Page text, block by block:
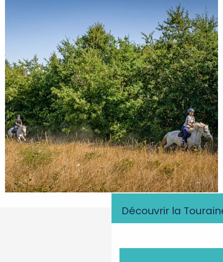
Découvrir la